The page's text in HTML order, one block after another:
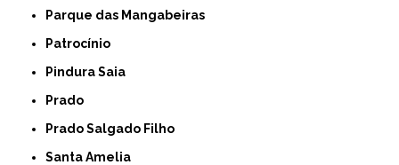
Parque das Mangabeiras
Patrocínio
Pindura Saia
Prado
Prado Salgado Filho
Santa Amelia